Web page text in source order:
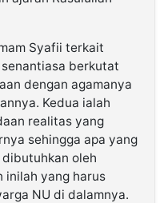
Syafii terkait
berkutat
dengan agamanya
Kedua ialah
realitas yang
sehingga apa yang
oleh
inilah yang harus
NU di dalamnya.